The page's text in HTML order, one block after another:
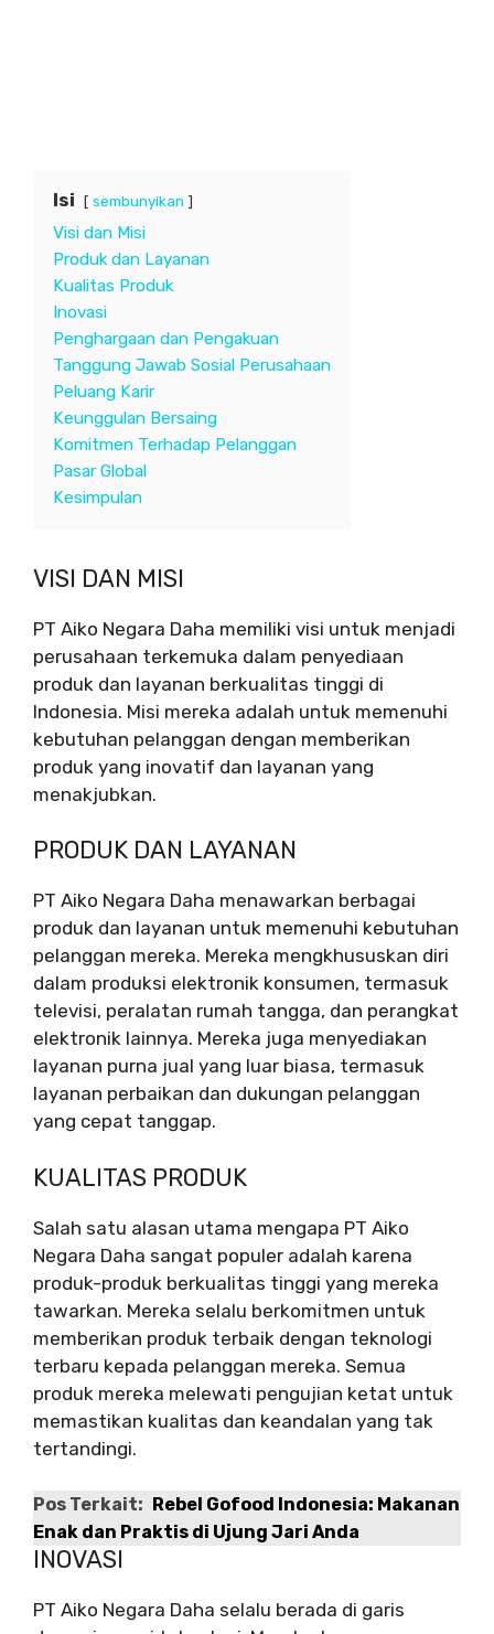
Isi sembunyikan
Visi dan Misi
Produk dan Layanan
Kualitas Produk
Inovasi
Penghargaan dan Pengakuan
Tanggung Jawab Sosial Perusahaan
Peluang Karir
Keunggulan Bersaing
Komitmen Terhadap Pelanggan
Pasar Global
Kesimpulan
VISI DAN MISI
PT Aiko Negara Daha memiliki visi untuk menjadi
perusahaan terkemuka dalam penyediaan
produk dan layanan berkualitas tinggi di
Indonesia. Misi mereka adalah untuk memenuhi
kebutuhan pelanggan dengan memberikan
produk yang inovatif dan layanan yang
menakjubkan.
PRODUK DAN LAYANAN
PT Aiko Negara Daha menawarkan berbagai
produk dan layanan untuk memenuhi kebutuhan
pelanggan mereka. Mereka mengkhususkan diri
dalam produksi elektronik konsumen, termasuk
televisi, peralatan rumah tangga, dan perangkat
elektronik lainnya. Mereka juga menyediakan
layanan purna jual yang luar biasa, termasuk
layanan perbaikan dan dukungan pelanggan
yang cepat tanggap.
KUALITAS PRODUK
Salah satu alasan utama mengapa PT Aiko
Negara Daha sangat populer adalah karena
produk-produk berkualitas tinggi yang mereka
tawarkan. Mereka selalu berkomitmen untuk
memberikan produk terbaik dengan teknologi
terbaru kepada pelanggan mereka. Semua
produk mereka melewati pengujian ketat untuk
memastikan kualitas dan keandalan yang tak
tertandingi.
Pos Terkait:
Rebel Gofood Indonesia: Makanan
Enak dan Praktis di Ujung Jari Anda
INOVASI
PT Aiko Negara Daha selalu berada di garis